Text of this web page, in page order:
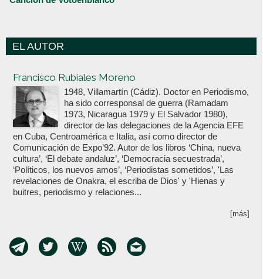
EL AUTOR
Francisco Rubiales Moreno
1948, Villamartín (Cádiz). Doctor en Periodismo,
ha sido corresponsal de guerra (Ramadam
1973, Nicaragua 1979 y El Salvador 1980),
director de las delegaciones de la Agencia EFE
en Cuba, Centroamérica e Italia, así como director de
Comunicación de Expo’92. Autor de los libros ‘China, nueva
cultura’, ‘El debate andaluz’, ‘Democracia secuestrada’,
‘Políticos, los nuevos amos’, ‘Periodistas sometidos’, 'Las
revelaciones de Onakra, el escriba de Dios' y 'Hienas y
buitres, periodismo y relaciones...
[más]